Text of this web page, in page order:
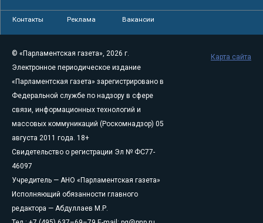
Контакты Реклама Вакансии
© «Парламентская газета», 2026 г.
Электронное периодическое издание
«Парламентская газета» зарегистрировано в
Федеральной службе по надзору в сфере
связи, информационных технологий и
массовых коммуникаций (Роскомнадзор) 05
августа 2011 года. 18+
Свидетельство о регистрации Эл № ФС77-
46097
Учредитель — АНО «Парламентская газета»
Исполняющий обязанности главного
редактора — Абдуллаев М.Р.
Карта сайта